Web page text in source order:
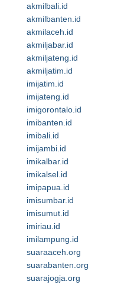
akmilbali.id
akmilbanten.id
akmilaceh.id
akmiljabar.id
akmiljateng.id
akmiljatim.id
imijatim.id
imijateng.id
imigorontalo.id
imibanten.id
imibali.id
imijambi.id
imikalbar.id
imikalsel.id
imipapua.id
imisumbar.id
imisumut.id
imiriau.id
imilampung.id
suaraaceh.org
suarabanten.org
suarajogja.org